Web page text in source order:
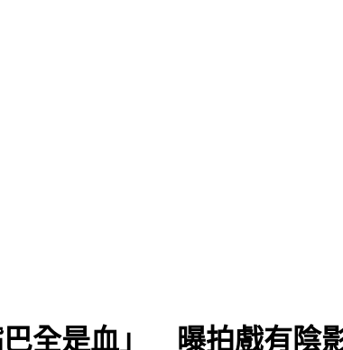
巴全是血」 曝拍戲有陰